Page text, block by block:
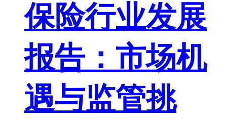
保险行业发展
报告：市场机
遇与监管挑